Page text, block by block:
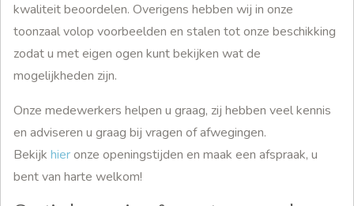
kwaliteit beoordelen. Overigens hebben wij in onze
toonzaal volop voorbeelden en stalen tot onze beschikking
zodat u met eigen ogen kunt bekijken wat de
mogelijkheden zijn.
Onze medewerkers helpen u graag, zij hebben veel kennis
en adviseren u graag bij vragen of afwegingen.
Bekijk hieronze openingstijden en maak een afspraak, u
bent van harte welkom!